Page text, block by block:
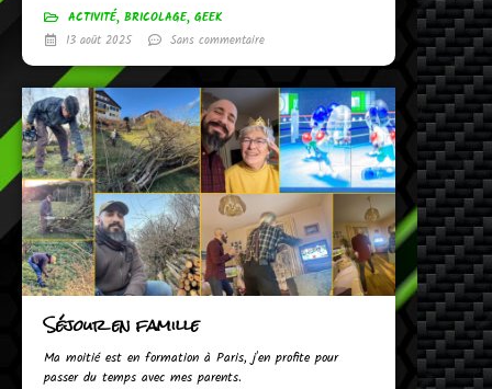
ACTIVITÉ, BRICOLAGE, GEEK
13 août 2025
Sans commentaire
Séjour en famille
Ma moitié est en formation à Paris, j'en profite pour
passer du temps avec mes parents.